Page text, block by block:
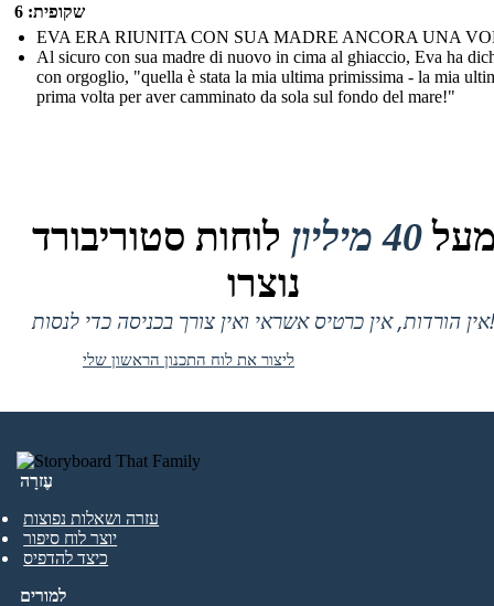
שקופית: 6
EVA ERA RIUNITA CON SUA MADRE ANCORA UNA
Al sicuro con sua madre di nuovo in cima al ghiaccio, Eva ha
con orgoglio, "quella è stata la mia ultima primissima - la mia
prima volta per aver camminato da sola sul fondo del mare!"
40 מיליון
לוחות סטוריבורד
נוצרו
אין הורדות, אין כרטיס אשראי ואין צורך בכניסה כדי לנסות!
ליצור את לוח התכנון הראשון שלי
עֶזרָה
עזרה ושאלות נפוצות
יוצר לוח סיפור
כיצד להדפיס
למורים